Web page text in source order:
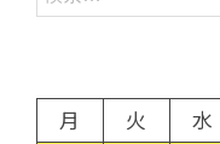
月
火 水